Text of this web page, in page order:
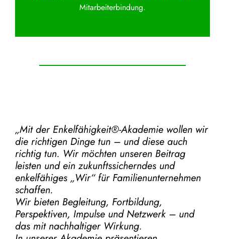
Mitarbeiterbindung.
„Mit der Enkelfähigkeit®-Akademiewollen wir
die richtigen Dinge tun – und diese auch
richtig tun. Wir möchten unseren Beitrag
leisten und ein zukunftssicherndes und
enkelfähiges „Wir“ für Familienunternehmen
schaffen.
Wir bieten Begleitung, Fortbildung,
Perspektiven, Impulse und Netzwerk – und
das mit nachhaltiger Wirkung.